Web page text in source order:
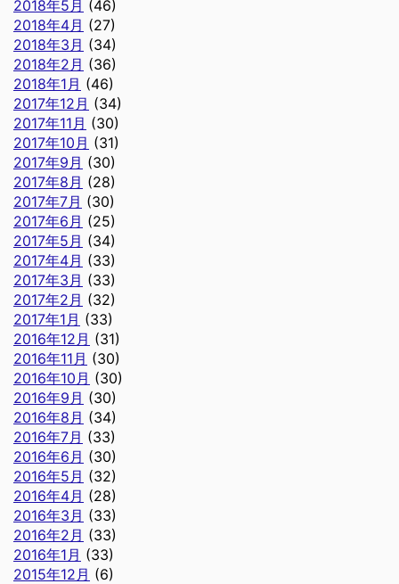
2018年5月 (46)
2018年4月 (27)
2018年3月 (34)
2018年2月 (36)
2018年1月 (46)
2017年12月 (34)
2017年11月 (30)
2017年10月 (31)
2017年9月 (30)
2017年8月 (28)
2017年7月 (30)
2017年6月 (25)
2017年5月 (34)
2017年4月 (33)
2017年3月 (33)
2017年2月 (32)
2017年1月 (33)
2016年12月 (31)
2016年11月 (30)
2016年10月 (30)
2016年9月 (30)
2016年8月 (34)
2016年7月 (33)
2016年6月 (30)
2016年5月 (32)
2016年4月 (28)
2016年3月 (33)
2016年2月 (33)
2016年1月 (33)
2015年12月 (6)